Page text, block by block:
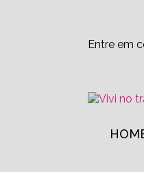
Entre em